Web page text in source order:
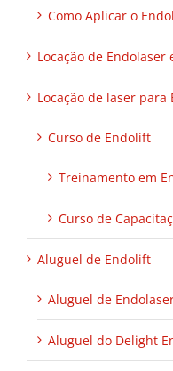
Como Aplicar o
Locação de Endolaser
Locação de laser para
Curso de Endolift
Treinamento em
Curso de
Aluguel de Endolift
Aluguel de
Aluguel do Delight